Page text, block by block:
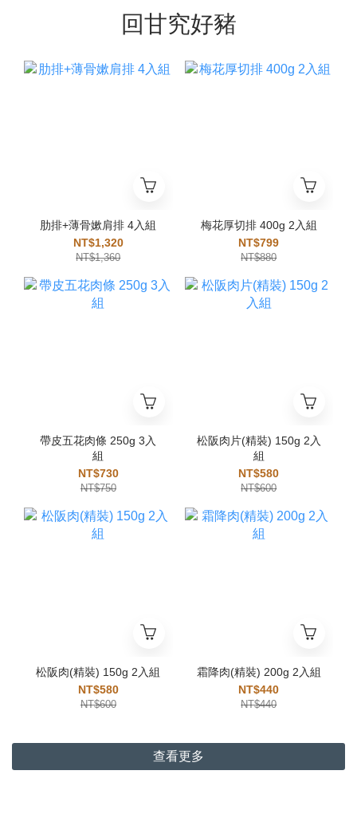
回甘究好豬
肋排+薄骨嫰肩排 4入組
NT$1,320
NT$1,360
梅花厚切排 400g 2入組
NT$799
NT$880
帶皮五花肉條 250g 3入
組
NT$730
NT$750
松阪肉片(精裝) 150g 2入
組
NT$580
NT$600
松阪肉(精裝) 150g 2入組
NT$580
NT$600
霜降肉(精裝) 200g 2入組
NT$440
NT$440
查看更多